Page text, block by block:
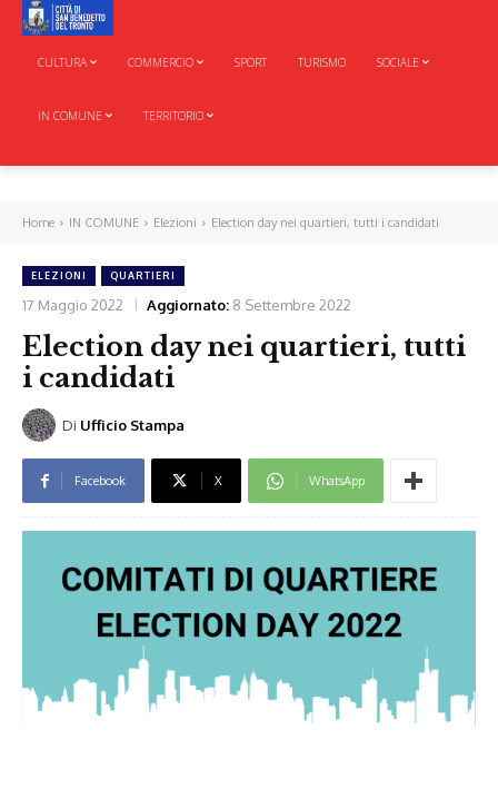
CULTURA COMMERCIO SPORT TURISMO SOCIALE
IN COMUNE TERRITORIO
Home IN COMUNE Elezioni Election day nei quartieri, tutti i candidati
ELEZIONI QUARTIERI
17 Maggio 2022 Aggiornato: 8 Settembre 2022
Election day nei quartieri, tutti
i candidati
Di Ufficio Stampa
Facebook X WhatsApp